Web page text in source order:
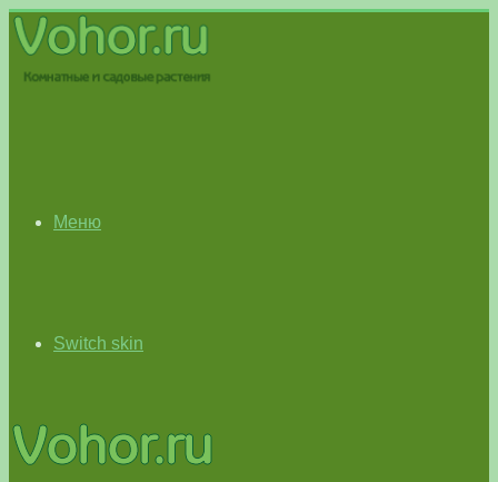
Меню
Switch skin